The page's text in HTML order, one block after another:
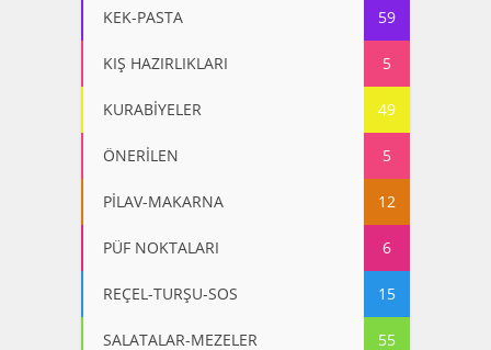
KEK-PASTA 59
KIŞ HAZIRLIKLARI 5
KURABİYELER 49
ÖNERİLEN 5
PİLAV-MAKARNA 12
PÜF NOKTALARI 6
REÇEL-TURŞU-SOS 15
SALATALAR-MEZELER 55